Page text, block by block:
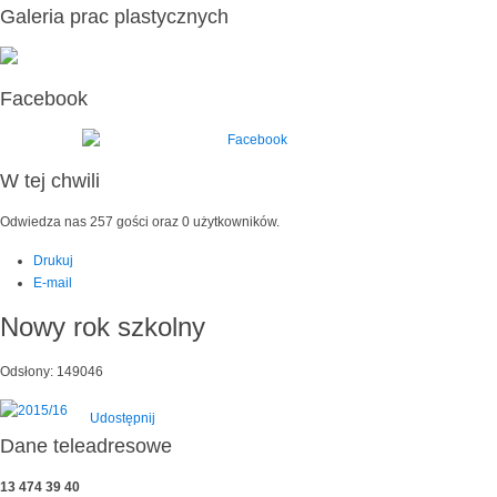
Galeria prac plastycznych
Facebook
W tej chwili
Odwiedza nas 257 gości oraz 0 użytkowników.
Drukuj
E-mail
Nowy rok szkolny
Odsłony: 149046
Udostępnij
Dane teleadresowe
13 474 39 40